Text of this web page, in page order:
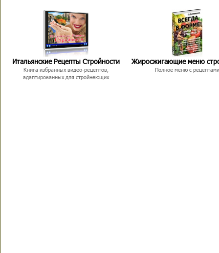
Итальянские Рецепты Стройности
Книга избранных видео-рецептов,
адаптированных для стройнеющих
Жиросжигающие меню
Полное меню с рецептами